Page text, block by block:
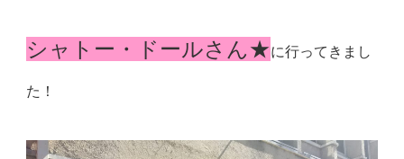
シャトー・ドールさん★に行ってきまし
た！